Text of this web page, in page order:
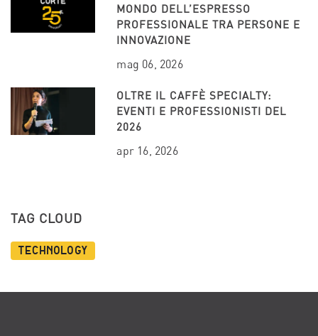
MONDO DELL’ESPRESSO
PROFESSIONALE TRA PERSONE E
INNOVAZIONE
mag 06, 2026
OLTRE IL CAFFÈ SPECIALTY:
EVENTI E PROFESSIONISTI DEL
2026
apr 16, 2026
TAG CLOUD
Technology